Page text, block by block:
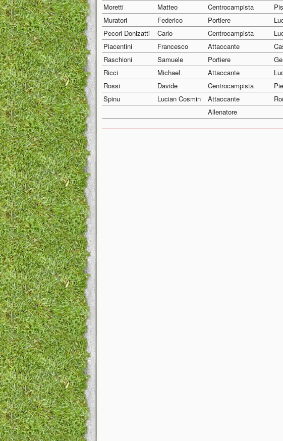
Moretti
Matteo Centrocampista
Muratori
Federico Portiere
Pecori Donizatti
Carlo Centrocampista
Piacentini
Francesco Attaccante
Raschioni
Samuele Portiere
Ricci
Michael Attaccante
Rossi
Davide Centrocampista
Spinu
Lucian Cosmin Attaccante
Allenatore